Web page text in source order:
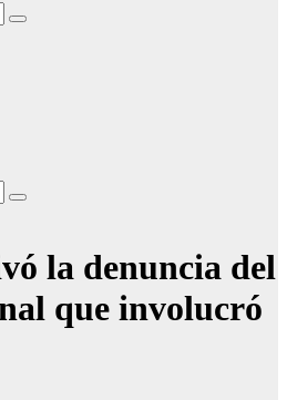
la denuncia del
que involucró